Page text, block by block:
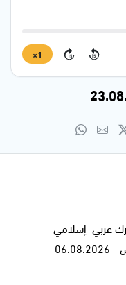
15
15
1×
عربي–إسلامي